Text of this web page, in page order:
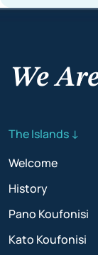
We
The Islands ↓
Welcome
History
Pano Koufonisi
Kato Koufonisi